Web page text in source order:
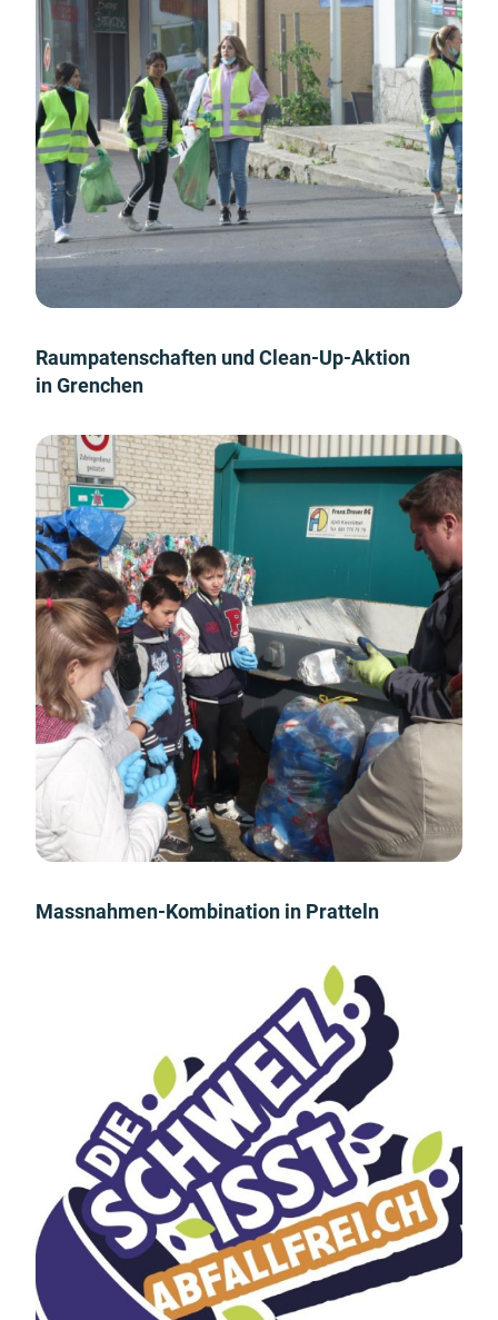
Raumpatenschaften und Clean-Up-Aktion
in Grenchen
Massnahmen-Kombination in Pratteln